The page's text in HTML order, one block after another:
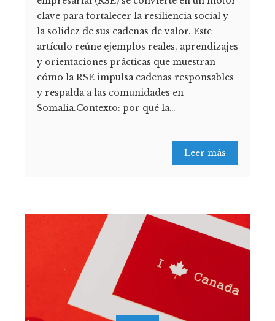
clave para fortalecer la resiliencia social y
la solidez de sus cadenas de valor. Este
artículo reúne ejemplos reales, aprendizajes
y orientaciones prácticas que muestran
cómo la RSE impulsa cadenas responsables
y respalda a las comunidades en
Somalia.Contexto: por qué la…
Leer más